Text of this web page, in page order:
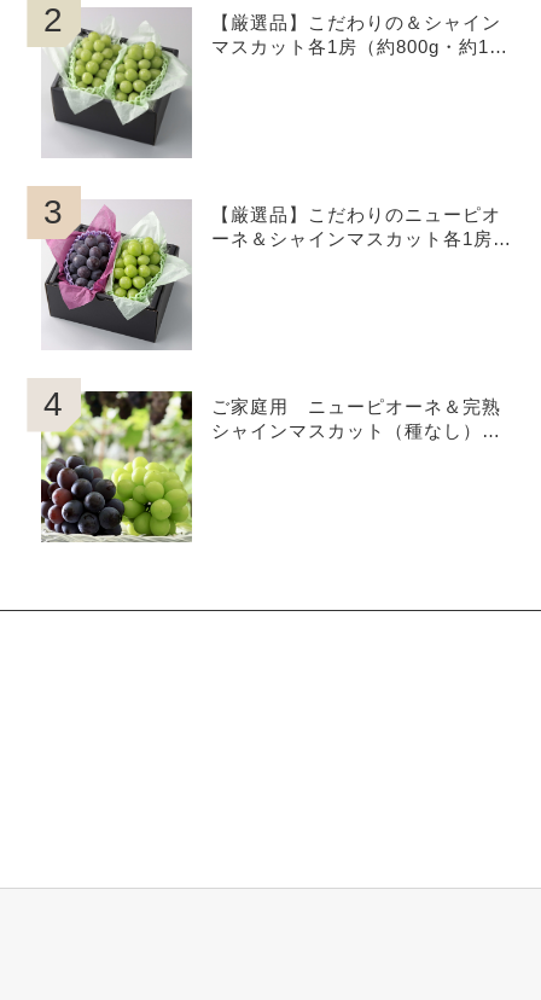
2
【厳選品】こだわりの＆シャイン
マスカット各1房（約800g・約1.0
3
【厳選品】こだわりのニューピオ
ーネ＆シャインマスカット各1房
4
ご家庭用 ニューピオーネ＆完熟
シャインマスカット（種なし）約